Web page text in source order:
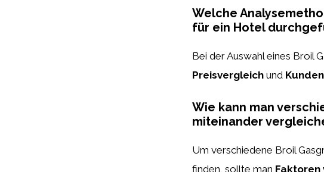
Welche
für ein Hotel
Bei der Auswahl eines Broil
Preisvergleich und
Wie kann man
miteinander
Um verschiedene Broil
finden, sollte man Faktoren